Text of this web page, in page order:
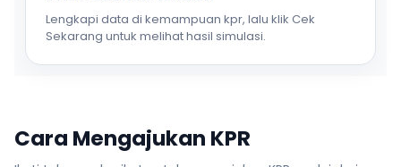
Lengkapi data di kemampuan kpr, lalu klik Cek
Sekarang untuk melihat hasil simulasi.
Cara Mengajukan KPR